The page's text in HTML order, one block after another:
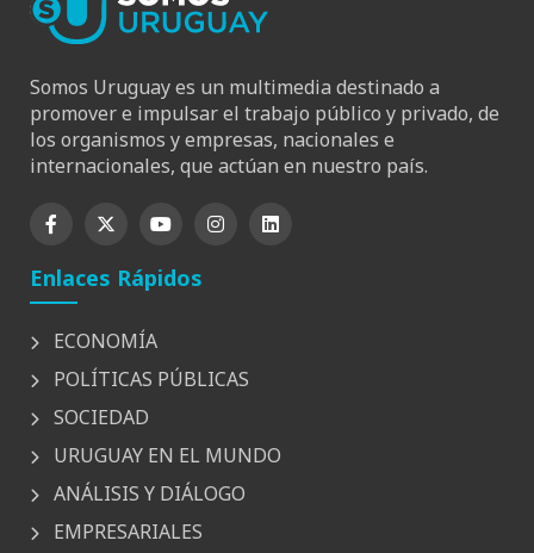
Somos Uruguay es un multimedia destinado a
promover e impulsar el trabajo público y privado, de
los organismos y empresas, nacionales e
internacionales, que actúan en nuestro país.
Enlaces Rápidos
ECONOMÍA
POLÍTICAS PÚBLICAS
SOCIEDAD
URUGUAY EN EL MUNDO
ANÁLISIS Y DIÁLOGO
EMPRESARIALES